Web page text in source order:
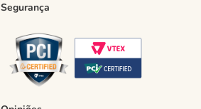
Segurança